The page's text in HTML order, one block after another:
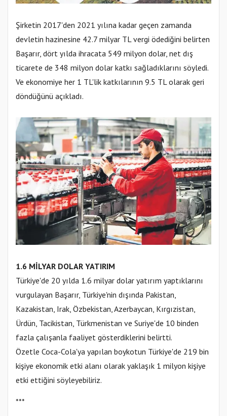
Şirketin 2017'den 2021 yılına kadar geçen zamanda
devletin hazinesine 42.7 milyar TL vergi ödediğini belirten
Başarır, dört yılda ihracata 549 milyon dolar, net dış
ticarete de 348 milyon dolar katkı sağladıklarını söyledi.
Ve ekonomiye her 1 TL'lik katkılarının 9.5 TL olarak geri
döndüğünü açıkladı.
1.6 MİLYAR DOLAR YATIRIM
Türkiye'de 20 yılda 1.6 milyar dolar yatırım yaptıklarını
vurgulayan Başarır, Türkiye'nin dışında Pakistan,
Kazakistan, Irak, Özbekistan, Azerbaycan, Kırgızistan,
Ürdün, Tacikistan, Türkmenistan ve Suriye'de 10 binden
fazla çalışanla faaliyet gösterdiklerini belirtti.
Özetle Coca-Cola'ya yapılan boykotun Türkiye'de 219 bin
kişiye ekonomik etki alanı olarak yaklaşık 1 milyon kişiye
etki ettiğini söyleyebiliriz.
***